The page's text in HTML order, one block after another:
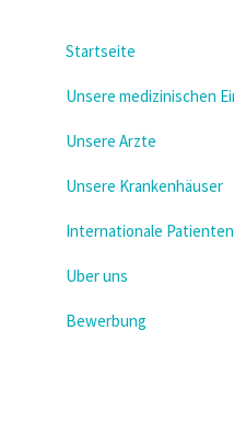
Startseite
Unsere Arzte
Unsere Krankenhäuser
Internationale Patienten
Uber uns
Bewerbung